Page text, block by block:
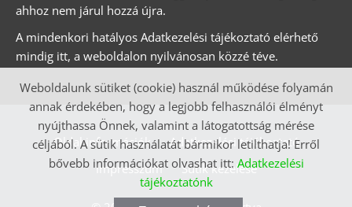
ahhoz nem járul hozzá újra.
A mindenkori hatályos Adatkezelési tájékoztató elérhető
mindig itt, a weboldalon nyilvánosan közzé téve.
Oldal információk
Adatkezelési tájékoztató
Impresszum
Sütik kezelése
Weboldalunk sütiket (cookie) használ működése folyamán
annak érdekében, hogy a legjobb felhasználói élményt
nyújthassa Önnek, valamint a látogatottság mérése
céljából. A sütik használatát bármikor letilthatja! Erről
bővebb információkat olvashat itt: Adatkezelési
tájékoztatónk